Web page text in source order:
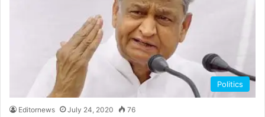
Politics
Editornews July 24, 2020 76